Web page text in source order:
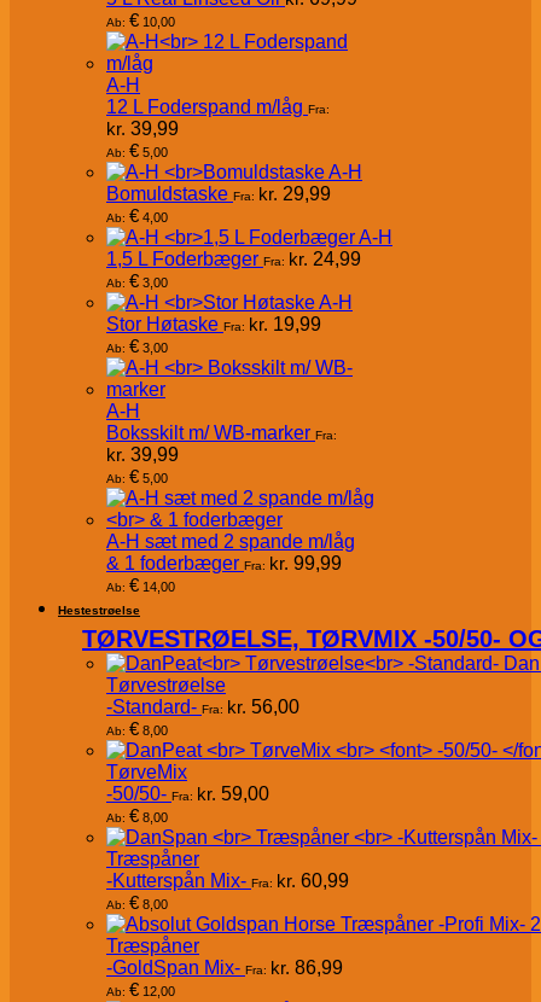
Ab: € 10,00
A-H
12 L Foderspand m/låg Fra:
kr. 39,99
Ab: € 5,00
A-H
Bomuldstaske Fra: kr. 29,99
Ab: € 4,00
A-H
1,5 L Foderbæger Fra: kr. 24,99
Ab: € 3,00
A-H
Stor Høtaske Fra: kr. 19,99
Ab: € 3,00
A-H
Boksskilt m/ WB-marker Fra:
kr. 39,99
Ab: € 5,00
A-H sæt med 2 spande m/låg
& 1 foderbæger Fra: kr. 99,99
Ab: € 14,00
Hestestrøelse
TØRVESTRØELSE, TØRVMIX -50/50-
Tørvestrøelse
-Standard- Fra: kr. 56,00
Ab: € 8,00
TørveMix
-50/50- Fra: kr. 59,00
Ab: € 8,00
Træspåner
-Kutterspån Mix- Fra: kr. 60,99
Ab: € 8,00
Træspåner
-GoldSpan Mix- Fra: kr. 86,99
Ab: € 12,00